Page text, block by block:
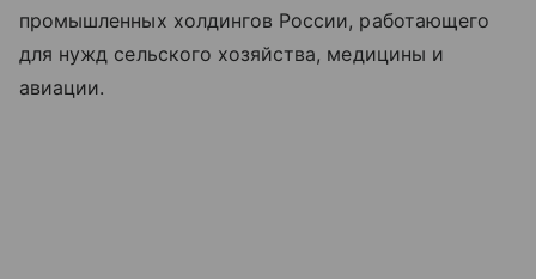
промышленных холдингов России, работающего
для нужд сельского хозяйства, медицины и
авиации.